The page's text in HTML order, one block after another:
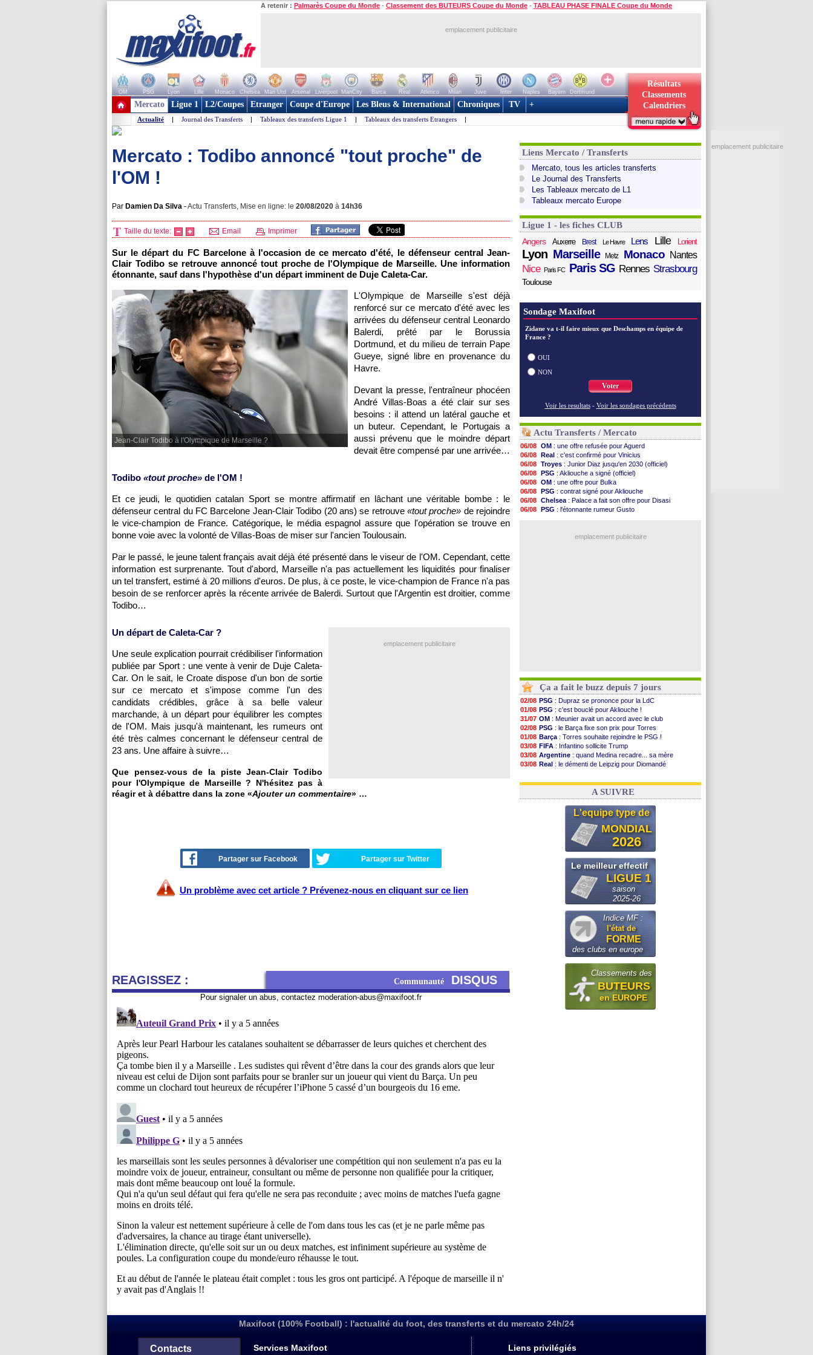
A retenir : Palmarès Coupe du Monde - Classement des BUTEURS Coupe du Monde - TABLEAU PHASE FINALE Coupe du Monde
emplacement publicitaire
OM PSG Lyon Lille Monaco Chelsea Man Utd Arsenal Liverpool ManCity Barca Real Atletico Milan Juve Inter Naples Bayern
Dortmund
+ de clubs
Résultats
Classements
Calendriers
Mercato Ligue 1 L2/Coupes Etranger Coupe d'Europe Les Bleus & International Chroniques TV +
Actualité | Journal des Transferts | Tableaux des transferts Ligue 1 | Tableaux des transferts Etrangers |
Mercato : Todibo annoncé "tout proche" de
l'OM !
Par Damien Da Silva -Actu Transferts, Mise en ligne: le 20/08/2020 à 14h36
Taille du texte: Email Imprimer
Sur le départ du FC Barcelone à l'occasion de ce mercato d'été, le défenseur central Jean-
Clair Todibo se retrouve annoncé tout proche de l'Olympique de Marseille. Une information
étonnante, sauf dans l'hypothèse d'un départ imminent de Duje Caleta-Car.
Jean-Clair Todibo à l'Olympique de Marseille ?
L'Olympique de Marseille s'est déjà
renforcé sur ce mercato d'été avec les
arrivées du défenseur central Leonardo
Balerdi, prêté par le Borussia
Dortmund, et du milieu de terrain Pape
Gueye, signé libre en provenance du
Havre.
Devant la presse, l'entraîneur phocéen
André Villas-Boas a été clair sur ses
besoins : il attend un latéral gauche et
un buteur. Cependant, le Portugais a
aussi prévenu que le moindre départ
devait être compensé par une arrivée…
Todibo «tout proche» de l'OM !
Et ce jeudi, le quotidien catalan Sport se montre affirmatif en lâchant une véritable bombe : le
défenseur central du FC Barcelone Jean-Clair Todibo (20 ans) se retrouve «tout proche» de rejoindre
le vice-champion de France. Catégorique, le média espagnol assure que l'opération se trouve en
bonne voie avec la volonté de Villas-Boas de miser sur l'ancien Toulousain.
Par le passé, le jeune talent français avait déjà été présenté dans le viseur de l'OM. Cependant, cette
information est surprenante. Tout d'abord, Marseille n'a pas actuellement les liquidités pour finaliser
un tel transfert, estimé à 20 millions d'euros. De plus, à ce poste, le vice-champion de France n'a pas
besoin de se renforcer après la récente arrivée de Balerdi. Surtout que l'Argentin est droitier, comme
Todibo…
emplacement publicitaire
Un départ de Caleta-Car ?
Une seule explication pourrait crédibiliser l'information
publiée par Sport : une vente à venir de Duje Caleta-
Car. On le sait, le Croate dispose d'un bon de sortie
sur ce mercato et s'impose comme l'un des
candidats crédibles, grâce à sa belle valeur
marchande, à un départ pour équilibrer les comptes
de l'OM. Mais jusqu'à maintenant, les rumeurs ont
été très calmes concernant le défenseur central de
23 ans. Une affaire à suivre…
Que pensez-vous de la piste Jean-Clair Todibo
pour l'Olympique de Marseille ? N'hésitez pas à
réagir et à débattre dans la zone «Ajouter un commentaire» …
Partager sur Facebook Partager sur Twitter
Un problème avec cet article ? Prévenez-nous en cliquant sur ce lien
REAGISSEZ : Communauté DISQUS
Pour signaler un abus, contactez moderation-abus@maxifoot.fr
Liens Mercato / Transferts
Mercato, tous les articles transferts
Le Journal des Transferts
Les Tableaux mercato de L1
Tableaux mercato Europe
Ligue 1 - les fiches CLUB
Angers
Auxerre Brest Le Havre Lens Lille Lorient
Lyon Marseille Metz Monaco Nantes
Nice Paris FC Paris SG Rennes Strasbourg
Toulouse
Sondage Maxifoot
Zidane va t-il faire mieux que Deschamps en équipe de
France ?
OUI
NON
Voter
Voir les resultats - Voir les sondages précédents
Actu Transferts / Mercato
06/08 OM : une offre refusée pour Aguerd
06/08 Real : c'est confirmé pour Vinicius
06/08 Troyes : Junior Diaz jusqu'en 2030 (officiel)
06/08 PSG : Akliouche a signé (officiel)
06/08 OM : une offre pour Bulka
06/08 PSG : contrat signé pour Akliouche
06/08 Chelsea : Palace a fait son offre pour Disasi
06/08 PSG : l'étonnante rumeur Gusto
: Medina vers Leverkusen pour 25 M€
emplacement publicitaire
Ça a fait le buzz depuis 7 jours
02/08 PSG : Dupraz se prononce pour la LdC
01/08 PSG : c'est bouclé pour Akliouche !
31/07 OM : Meunier avait un accord avec le club
02/08 PSG : le Barça fixe son prix pour Torres
01/08 Barça : Torres souhaite rejoindre le PSG !
03/08 FIFA : Infantino sollicite Trump
03/08 Argentine : quand Medina recadre... sa mère
03/08 Real : le démenti de Leipzig pour Diomandé
31/07 FIFA: le conseiller d'Infantino démissionne !
A SUIVRE
L'equipe type de
MONDIAL
2026
Le meilleur effectif
LIGUE 1
saison
2025-26
Indice MF :
l'état de
FORME
des clubs en europe
Classements des
BUTEURS
en EUROPE
emplacement publicitaire
Maxifoot (100% Football) : l'actualité du foot, des transferts et du mercato 24h/24
Contacts Services Maxifoot Liens privilégiés